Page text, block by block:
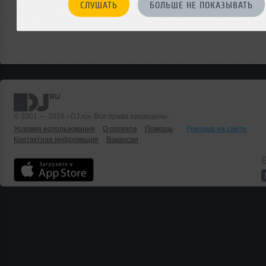
СЛУШАТЬ БОЛЬШЕ НЕ ПОКАЗЫВАТЬ
© 2001 — 2026 «DJ.ru» Все права защищены.
Условия использования
О проекте Помощь
Реклама на сайте
Контактная информация
Вакансии